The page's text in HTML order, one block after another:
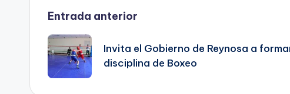
Navegación
de
entradas
Entrada anterior
Invita el Gobierno de Reynosa a
disciplina de Boxeo